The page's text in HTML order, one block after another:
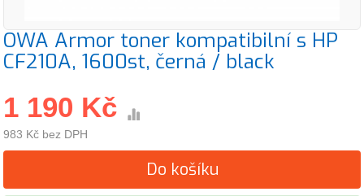
OWA Armor toner kompatibilní s HP
CF210A, 1600st, černá / black
1 190 Kč
983 Kč bez DPH
Do košíku